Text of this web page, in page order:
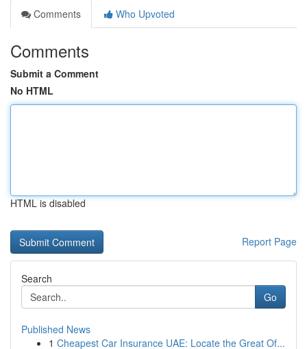
Comments
Who Upvoted
Comments
Submit a Comment
No HTML
HTML is disabled
Report Page
Search
Go
Published News
1 Cheapest Car Insurance UAE: Locate the Great Of...